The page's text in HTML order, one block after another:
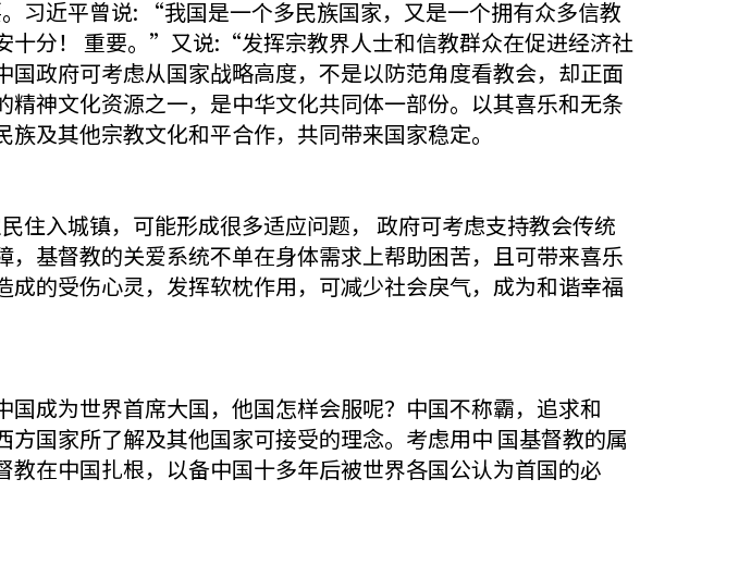
习近平曾说: “我国是一个多民族国家，又是一个拥有众多信教
十分！ 重要。”又说:“发挥宗教界人士和信教群众在促进经济社
政府可考虑从国家战略高度，不是以防范角度看教会，却正面
神文化资源之一，是中华文化共同体一部份。以其喜乐和无条
及其他宗教文化和平合作，共同带来国家稳定。
住入城镇，可能形成很多适应问题， 政府可考虑支持教会传统
基督教的关爱系统不单在身体需求上帮助困苦，且可带来喜乐
的受伤心灵，发挥软枕作用，可减少社会戾气，成为和谐幸福
成为世界首席大国，他国怎样会服呢？中国不称霸，追求和
国家所了解及其他国家可接受的理念。考虑用中 国基督教的属
在中国扎根，以备中国十多年后被世界各国公认为首国的必